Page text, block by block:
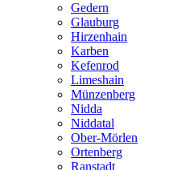
Gedern
Glauburg
Hirzenhain
Karben
Kefenrod
Limeshain
Münzenberg
Nidda
Niddatal
Ober-Mörlen
Ortenberg
Ranstadt